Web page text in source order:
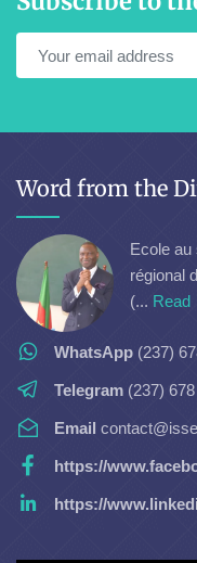
Word from the
Ecole au
régional
(... Read
WhatsApp (237)
Telegram (237)
Email
https://
https://